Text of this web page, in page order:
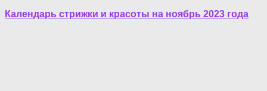
Календарь стрижки и красоты на ноябрь 2023 года